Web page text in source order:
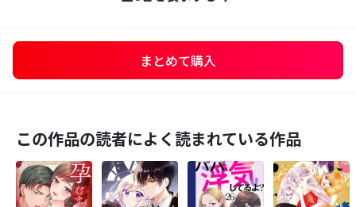
まとめて購入
この作品の読者によく読まれている作品